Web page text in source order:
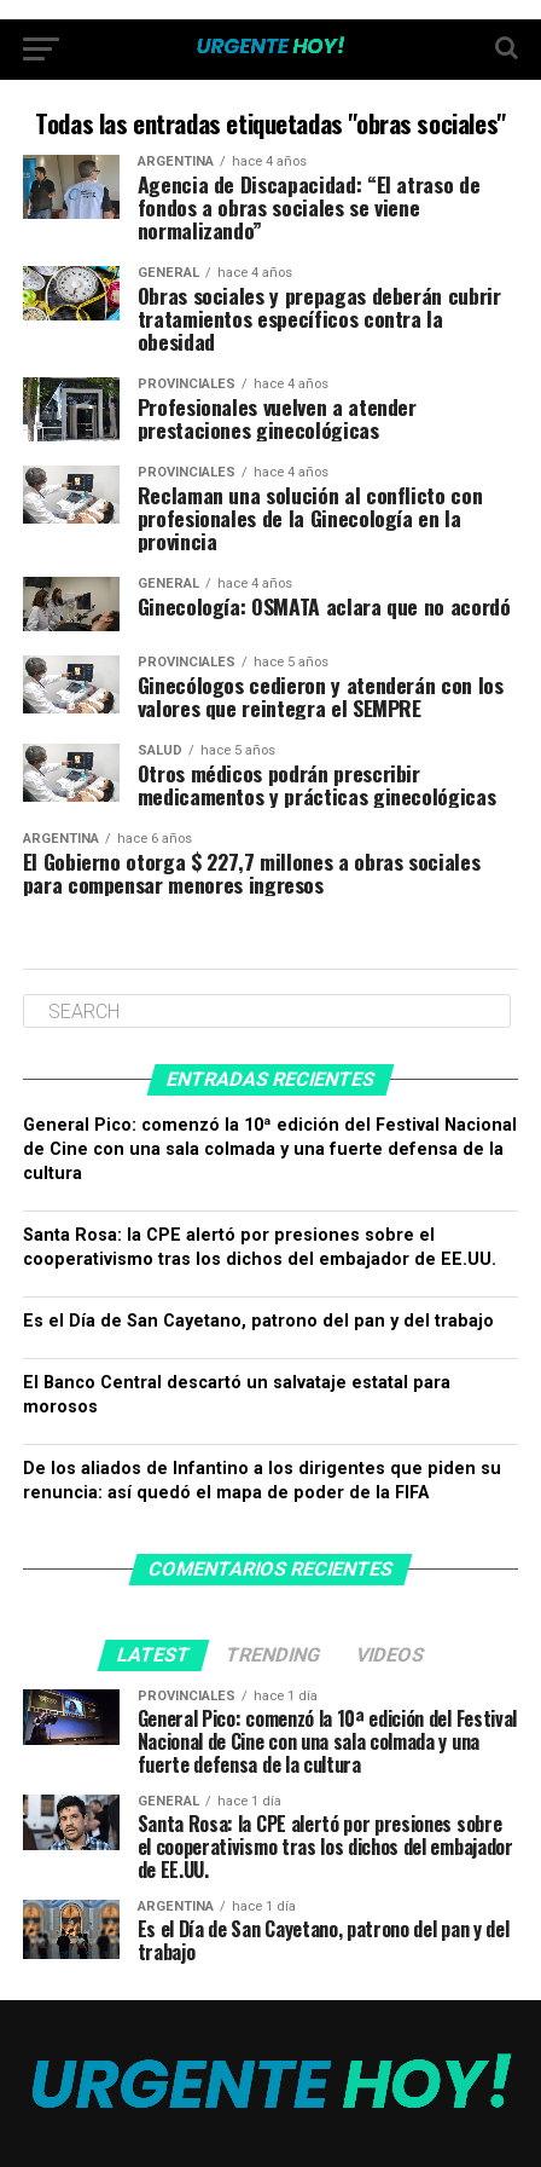
Todas las entradas etiquetadas "obras sociales"
ARGENTINA hace 4 años
Agencia de Discapacidad: “El atraso de
fondos a obras sociales se viene
normalizando”
GENERAL hace 4 años
Obras sociales y prepagas deberán cubrir
tratamientos específicos contra la
obesidad
PROVINCIALES hace 4 años
Profesionales vuelven a atender
prestaciones ginecológicas
PROVINCIALES hace 4 años
Reclaman una solución al conflicto con
profesionales de la Ginecología en la
provincia
GENERAL hace 4 años
Ginecología: OSMATA aclara que no acordó
PROVINCIALES hace 5 años
Ginecólogos cedieron y atenderán con los
valores que reintegra el SEMPRE
SALUD hace 5 años
Otros médicos podrán prescribir
medicamentos y prácticas ginecológicas
ARGENTINA hace 6 años
El Gobierno otorga $ 227,7 millones a obras sociales
para compensar menores ingresos
ENTRADAS RECIENTES
General Pico: comenzó la 10ª edición del Festival Nacional
de Cine con una sala colmada y una fuerte defensa de la
cultura
Santa Rosa: la CPE alertó por presiones sobre el
cooperativismo tras los dichos del embajador de EE.UU.
Es el Día de San Cayetano, patrono del pan y del trabajo
El Banco Central descartó un salvataje estatal para
morosos
De los aliados de Infantino a los dirigentes que piden su
renuncia: así quedó el mapa de poder de la FIFA
COMENTARIOS RECIENTES
LATEST TRENDING VIDEOS
PROVINCIALES hace 1 día
General Pico: comenzó la 10ª edición del Festival
Nacional de Cine con una sala colmada y una
fuerte defensa de la cultura
GENERAL hace 1 día
Santa Rosa: la CPE alertó por presiones sobre
el cooperativismo tras los dichos del embajador
de EE.UU.
ARGENTINA hace 1 día
Es el Día de San Cayetano, patrono del pan y del
trabajo